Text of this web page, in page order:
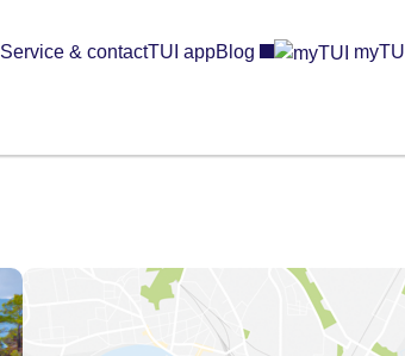
Service & contactTUI appBlog myTUI